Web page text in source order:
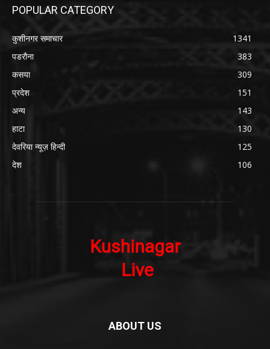
POPULAR CATEGORY
कुशीनगर समाचार
1341
पडरौना
383
कसया
309
प्रदेश
151
अन्य
143
हाटा
130
देवरिया न्यूज़ हिन्दी
125
देश
106
ABOUT US